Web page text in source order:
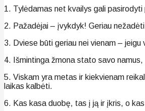
1. Tylėdamas net kvailys gali pasirodyti
2. Pažadėjai – įvykdyk! Geriau
3. Dviese būti geriau nei vienam –
4. Išmintinga žmona stato savo
5. Viskam yra metas ir kiekvienam
laikas kalbėti.
6. Kas kasa duobę, tas į ją ir įkris, o